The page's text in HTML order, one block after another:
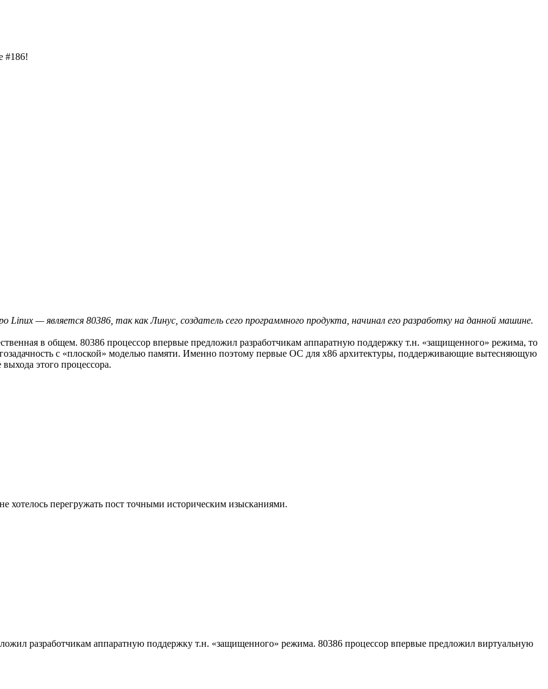
#186!
— является 80386, так как Линус, создатель сего программного продукта, начинал его разработку на данной машине.
в общем. 80386 процессор впервые предложил разработчикам аппаратную поддержку т.н. «защищенного» режима, то
с «плоской» моделью памяти. Именно поэтому первые ОС для x86 архитектуры, поддерживающие вытесняющую
этого процессора.
хотелось перегружать пост точными историческим изысканиями.
разработчикам аппаратную поддержку т.н. «защищенного» режима. 80386 процессор впервые предложил виртуальную